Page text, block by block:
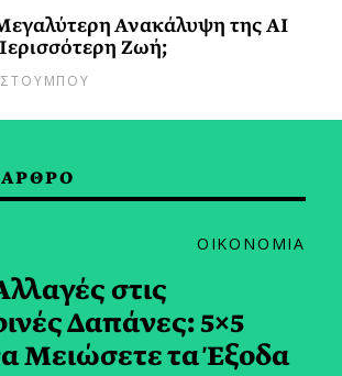
Ανακάλυψη της AI
Ζωή;
ΟΙΚΟΝΟΜΙΑ
στις
Δαπάνες: 5×5
Μειώσετε τα Έξοδα